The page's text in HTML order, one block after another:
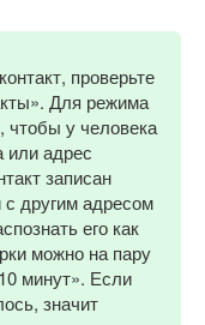
проверьте
Для режима
чтобы у человека
или адрес
записан
с другим адресом
его как
можно на пару
минут». Если
значит